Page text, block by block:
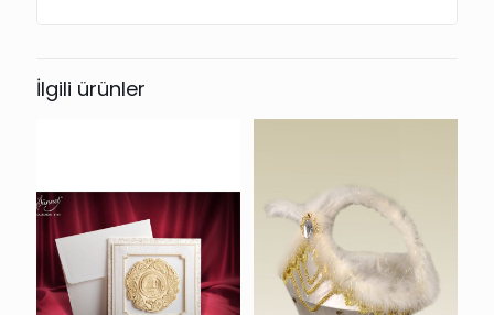
İlgili ürünler